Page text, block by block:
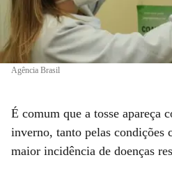
Agência Brasil
É comum que a tosse apareça
inverno, tanto pelas condições
maior incidência de doenças